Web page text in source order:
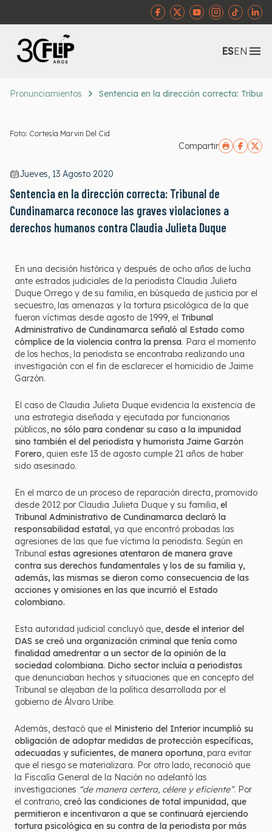
ESEN
Pronunciamientos Sentencia en la dirección correcta:
Foto: Cortesía Marvin Del Cid
Compartir
Jueves, 13 Agosto 2020
Sentencia en la dirección correcta: Tribunal de
Cundinamarca reconoce las graves violaciones a
derechos humanos contra Claudia Julieta Duque
En una decisión histórica y después de ocho años de lucha
ante estrados judiciales de la periodista Claudia Julieta
Duque Orrego y de su familia, en búsqueda de justicia por el
secuestro, las amenazas y la tortura psicológica de la que
fueron víctimas desde agosto de 1999, el Tribunal
Administrativo de Cundinamarca señaló al Estado como
cómplice de la violencia contra la prensa. Para el momento
de los hechos, la periodista se encontraba realizando una
investigación con el fin de esclarecer el homicidio de Jaime
Garzón.
El caso de Claudia Julieta Duque evidencia la existencia de
una estrategia diseñada y ejecutada por funcionarios
públicos, no sólo para condenar su caso a la impunidad
sino también el del periodista y humorista Jaime Garzón
Forero, quien este 13 de agosto cumple 21 años de haber
sido asesinado.
En el marco de un proceso de reparación directa, promovido
desde 2012 por Claudia Julieta Duque y su familia, el
Tribunal Administrativo de Cundinamarca declaró la
responsabilidad estatal, ya que encontró probadas las
agresiones de las que fue víctima la periodista. Según en
Tribunal estas agresiones atentaron de manera grave
contra sus derechos fundamentales y los de su familia y,
además, las mismas se dieron como consecuencia de las
acciones y omisiones en las que incurrió el Estado
colombiano.
Esta autoridad judicial concluyó que, desde el interior del
DAS se creó una organización criminal que tenía como
finalidad amedrentar a un sector de la opinión de la
sociedad colombiana. Dicho sector incluía a periodistas
que denunciaban hechos y situaciones que en concepto del
Tribunal se alejaban de la política desarrollada por el
gobierno de Álvaro Uribe.
Además, destacó que el Ministerio del Interior incumplió su
obligación de adoptar medidas de protección específicas,
adecuadas y suficientes, de manera oportuna, para evitar
que el riesgo se materializara. Por otro lado, reconoció que
la Fiscalía General de la Nación no adelantó las
investigaciones “de manera certera, célere y eficiente”. Por
el contrario, creó las condiciones de total impunidad, que
permitieron e incentivaron a que se continuará ejerciendo
tortura psicológica en su contra de la periodista por más